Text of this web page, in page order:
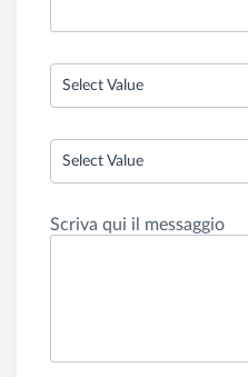
Select Value
Select Value
Scriva qui il messaggio